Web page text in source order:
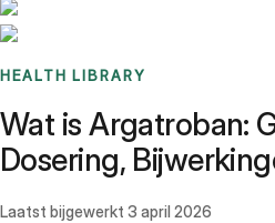
HEALTH LIBRARY
Wat is Argatroban:
Dosering,
Laatst bijgewerkt 3 april 2026